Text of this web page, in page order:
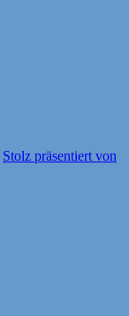
Stolz präsentiert von